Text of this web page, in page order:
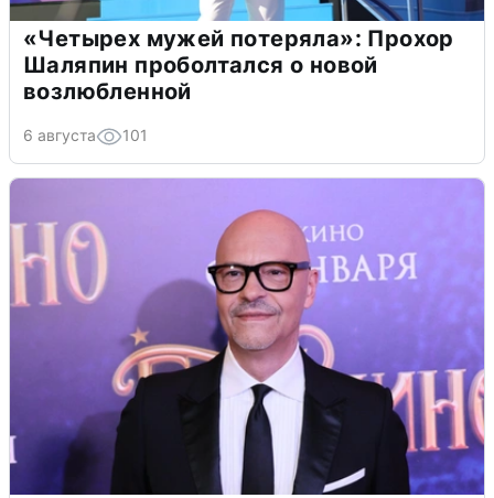
«Четырех мужей потеряла»: Прохор
Шаляпин проболтался о новой
возлюбленной
6 августа 101